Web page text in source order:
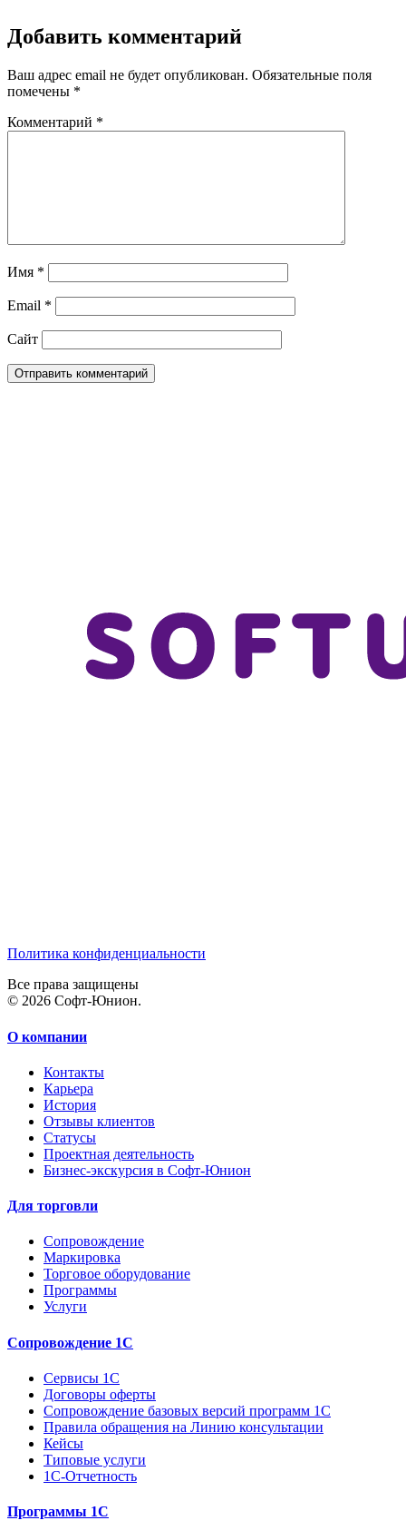
Добавить комментарий
Ваш адрес email не будет опубликован. Обязательные поля
помечены *
Комментарий *
Имя *
Email *
Сайт
Политика конфиденциальности
Все права защищены
© 2026 Софт-Юнион.
О компании
Контакты
Карьера
История
Отзывы клиентов
Статусы
Проектная деятельность
Бизнес-экскурсия в Софт-Юнион
Для торговли
Сопровождение
Маркировка
Торговое оборудование
Программы
Услуги
Сопровождение 1С
Сервисы 1С
Договоры оферты
Сопровождение базовых версий программ 1С
Правила обращения на Линию консультации
Кейсы
Типовые услуги
1С-Отчетность
Программы 1С